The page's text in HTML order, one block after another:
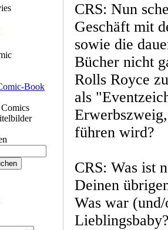
CRS: Nun
Geschäft mit
sowie die
Bücher nicht
Rolls Royce
als
führen wird?
CRS: Was ist
Deinen
Was war